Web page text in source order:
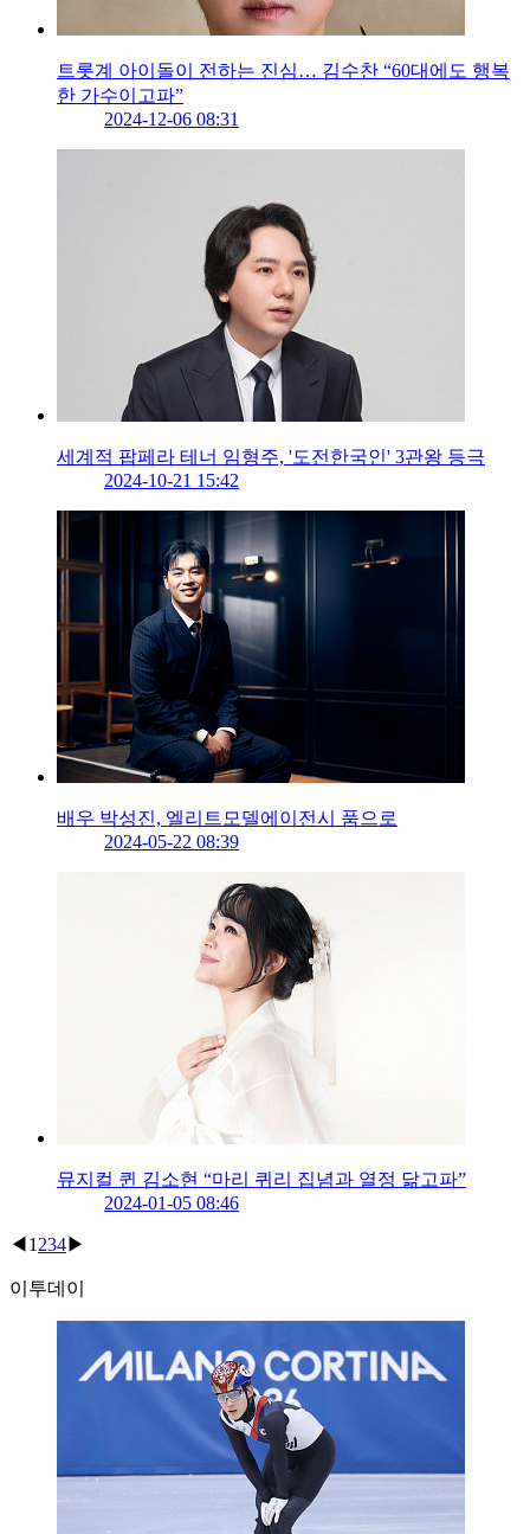
트롯계 아이돌이 전하는 진심… 김수찬 “60대에도 행복
한 가수이고파”
2024-12-06 08:31
세계적 팝페라 테너 임형주, '도전한국인' 3관왕 등극
2024-10-21 15:42
배우 박성진, 엘리트모델에이전시 품으로
2024-05-22 08:39
뮤지컬 퀸 김소현 “마리 퀴리 집념과 열정 닮고파”
2024-01-05 08:46
◀ 1 234▶
이투데이